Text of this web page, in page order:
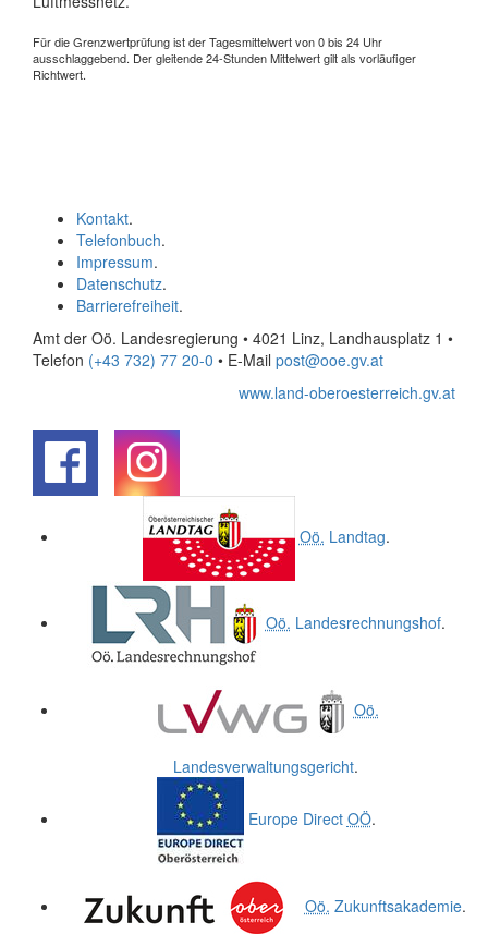
Für die Grenzwertprüfung ist der Tagesmittelwert von 0 bis 24 Uhr
ausschlaggebend. Der gleitende 24-Stunden Mittelwert gilt als vorläufiger
Richtwert.
Kontakt.
Telefonbuch.
Impressum.
Datenschutz.
Barrierefreiheit.
Amt der Oö. Landesregierung • 4021 Linz, Landhausplatz 1 •
Telefon (+43 732) 77 20-0 • E-Mail post@ooe.gv.at
www.land-oberoesterreich.gv.at
Oö. Landtag.
Oö. Landesrechnungshof.
Oö.
Landesverwaltungsgericht.
Europe Direct OÖ.
Oö. Zukunftsakademie.